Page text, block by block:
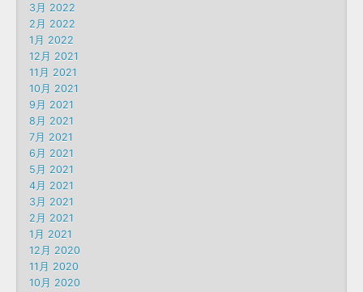
3月 2022
2月 2022
1月 2022
12月 2021
11月 2021
10月 2021
9月 2021
8月 2021
7月 2021
6月 2021
5月 2021
4月 2021
3月 2021
2月 2021
1月 2021
12月 2020
11月 2020
10月 2020